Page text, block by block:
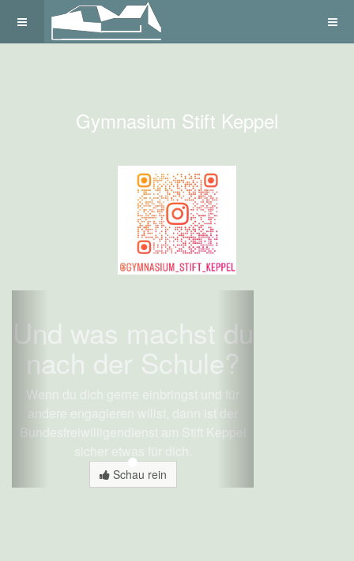
Gymnasium Stift Keppel
Und was machst du
nach der Schule?
Wenn du dich gerne einbringst und für
andere engagieren willst, dann ist der
Bundesfreiwilligendienst am Stift Keppel
sicher etwas für dich.
Schau rein